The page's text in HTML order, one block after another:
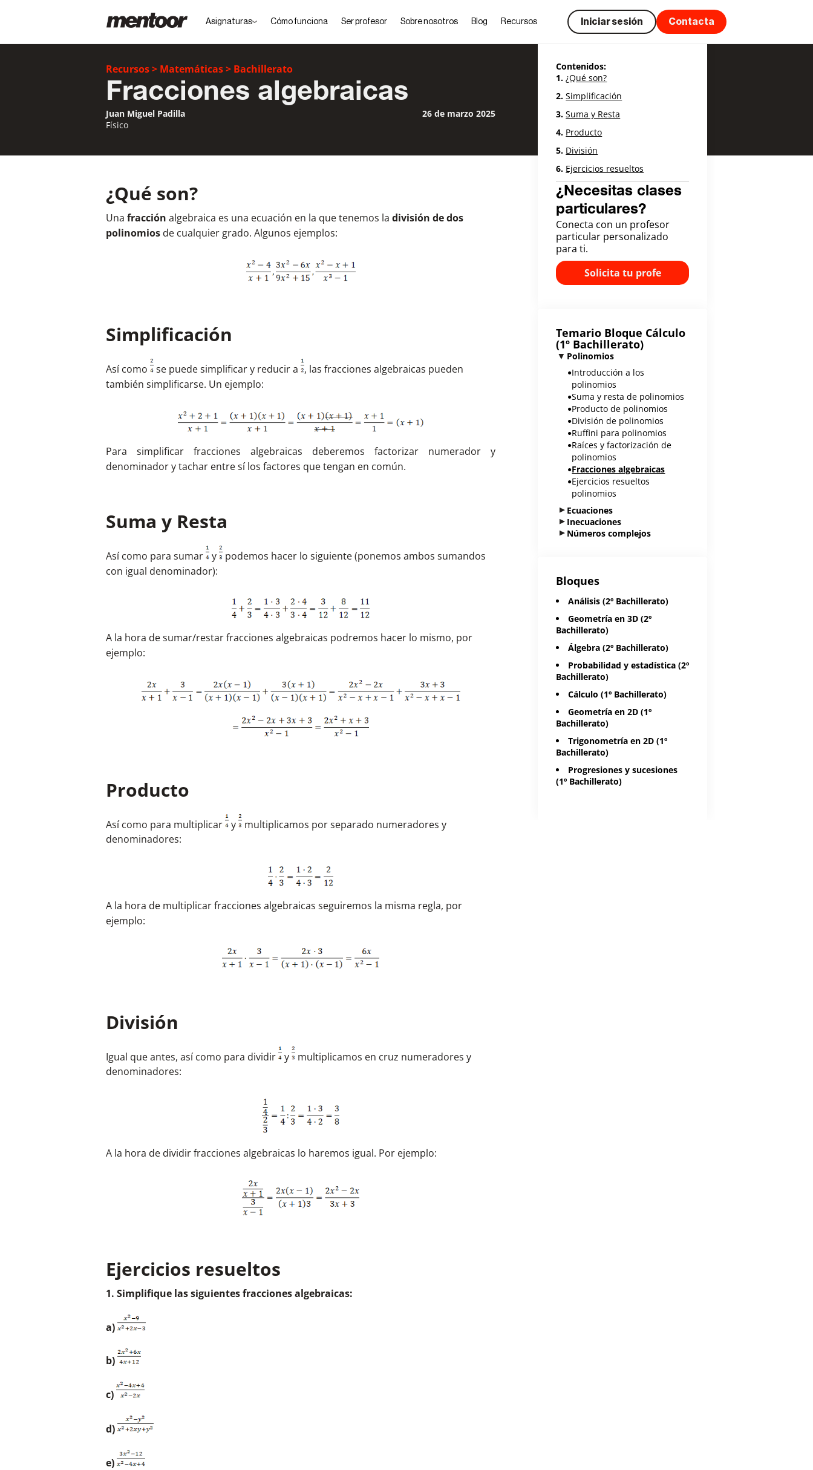
Asignaturas Cómo funciona Ser profesor Sobre nosotros Blog Recursos Iniciar sesión Contacta
Contenidos:
¿Qué son?
Simplificación
Suma y Resta
Producto
División
Ejercicios resueltos
¿Necesitas clases
particulares?
Conecta con un profesor
particular personalizado
para ti.
Solicita tu profe
Temario Bloque Cálculo
(1º Bachillerato)
Polinomios
Introducción a los
polinomios
Suma y resta de polinomios
Producto de polinomios
División de polinomios
Ruffini para polinomios
Raíces y factorización de
polinomios
Fracciones algebraicas
Ejercicios resueltos
polinomios
Ecuaciones
Inecuaciones
Números complejos
Bloques
Análisis (2º Bachillerato)
Geometría en 3D (2º
Bachillerato)
Álgebra (2º Bachillerato)
Probabilidad y estadística (2º
Bachillerato)
Cálculo (1º Bachillerato)
Geometría en 2D (1º
Bachillerato)
Trigonometría en 2D (1º
Bachillerato)
Progresiones y sucesiones
(1º Bachillerato)
Recursos> Matemáticas> Bachillerato
Fracciones algebraicas
Juan Miguel Padilla
Físico
26 de marzo 2025
¿Qué son?
Una fracción algebraica es una ecuación en la que tenemos la división de dos
polinomiosde cualquier grado. Algunos ejemplos:
Simplificación
Así como se puede simplificar y reducir a , las fracciones algebraicas pueden
también simplificarse. Un ejemplo:
Para simplificar fracciones algebraicas deberemos factorizar numerador y
denominador y tachar entre sí los factores que tengan en común.
Suma y Resta
Así como para sumar y podemos hacer lo siguiente (ponemos ambos sumandos
con igual denominador):
A la hora de sumar/restar fracciones algebraicas podremos hacer lo mismo, por
ejemplo:
Producto
Así como para multiplicar y multiplicamos por separado numeradores y
denominadores:
A la hora de multiplicar fracciones algebraicas seguiremos la misma regla, por
ejemplo:
División
Igual que antes, así como para dividir y multiplicamos en cruz numeradores y
denominadores:
A la hora de dividir fracciones algebraicas lo haremos igual. Por ejemplo:
Ejercicios resueltos
1. Simplifique las siguientes fracciones algebraicas:
a)
b)
c)
d)
e)